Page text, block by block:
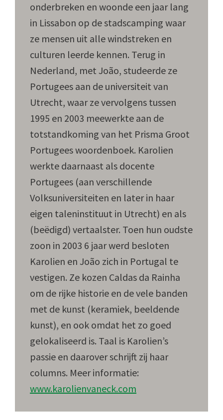
onderbreken en woonde een jaar lang
in Lissabon op de stadscamping waar
ze mensen uit alle windstreken en
culturen leerde kennen. Terug in
Nederland, met João, studeerde ze
Portugees aan de universiteit van
Utrecht, waar ze vervolgens tussen
1995 en 2003 meewerkte aan de
totstandkoming van het Prisma Groot
Portugees woordenboek. Karolien
werkte daarnaast als docente
Portugees (aan verschillende
Volksuniversiteiten en later in haar
eigen taleninstituut in Utrecht) en als
(beëdigd) vertaalster. Toen hun oudste
zoon in 2003 6 jaar werd besloten
Karolien en João zich in Portugal te
vestigen. Ze kozen Caldas da Rainha
om de rijke historie en de vele banden
met de kunst (keramiek, beeldende
kunst), en ook omdat het zo goed
gelokaliseerd is. Taal is Karolien’s
passie en daarover schrijft zij haar
columns. Meer informatie:
www.karolienvaneck.com